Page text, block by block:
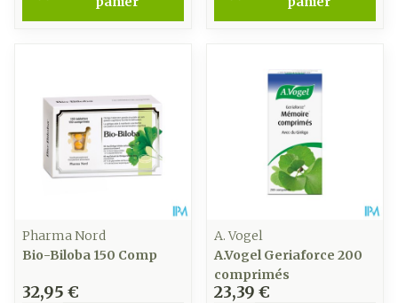
Pharma Nord
Bio-Biloba 150 Comp
32,95 €
A. Vogel
A.Vogel Geriaforce 200
comprimés
23,39 €